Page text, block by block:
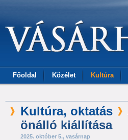
Főoldal Közélet Kultúra
Kultúra, oktatás
önálló kiállítása
2025. október 5., vasárnap